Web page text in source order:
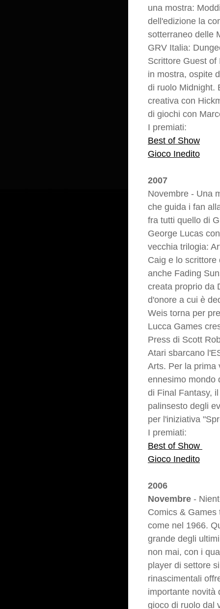
una mostra:
dell'edizione la
sotterraneo delle
GRV Italia:
Scrittore Guest of
in mostra, ospite
di ruolo Midnight.
creativa con
di giochi con
I premiati:
Best of Show
Gioco Inedito
2007
Novembre - Una
che guida i fan
fra tutti quello di
George Lucas
vecchia trilogia:
Caig e lo scrittore
anche Fading
creata proprio da
d'onore a cui è
Weis torna per
Lucca Games
Press di Scott
Atari sbarcano
Arts. Per la prima
ennesimo mondo
di Final Fantasy,
palinsesto degli
per l'iniziativa
I premiati:
Best of Show
Gioco Inedito
2006
Novembre -
Comics &
come nel 1966.
grande degli
non mai, con i
player di settore
rinascimentali
importante novità
gioco di ruolo dal